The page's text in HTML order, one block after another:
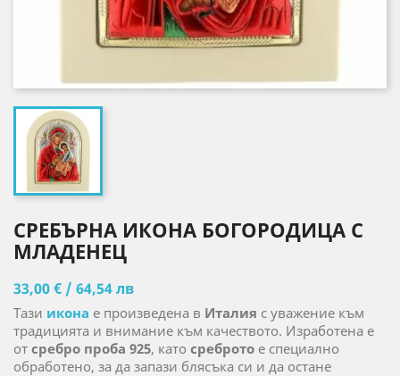
СРЕБЪРНА ИКОНА БОГОРОДИЦА С
МЛАДЕНЕЦ
33,00 € / 64,54 лв
Тази икона е произведена в Италия с уважение към
традицията и внимание към качеството. Изработена е
от сребро проба 925, като среброто е специално
обработено, за да запази блясъка си и да остане